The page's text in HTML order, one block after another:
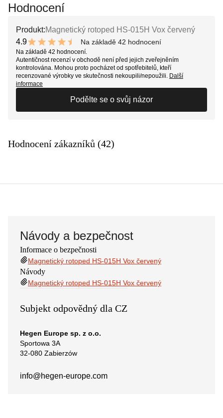
Hodnocení
Produkt:Magnetický rotoped HS-015H Vox červený
4.9
9.8 out of 10 stars
Na základě 42 hodnocení
Na základě 42 hodnocení.
Autentičnost recenzí v obchodě není před jejich zveřejněním
kontrolována. Mohou proto pocházet od spotřebitelů, kteří
recenzované výrobky ve skutečnosti nekoupili/nepoužili. Další
informace
Podělte se o svůj názor
Hodnocení zákazníků (42)
Návody a bezpečnost
Informace o bezpečnosti
Magnetický rotoped HS-015H Vox červený
Návody
Magnetický rotoped HS-015H Vox červený
Subjekt odpovědný dla CZ
Hegen Europe sp. z o.o.
Sportowa 3A
32-080 Zabierzów
info@hegen-europe.com